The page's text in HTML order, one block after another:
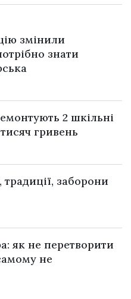
змінили
знати
2 шкільні
гривень
заборони
як не перетворити
не